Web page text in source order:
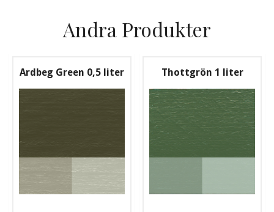
Andra Produkter
Ardbeg Green 0,5 liter Thottgrön 1 liter